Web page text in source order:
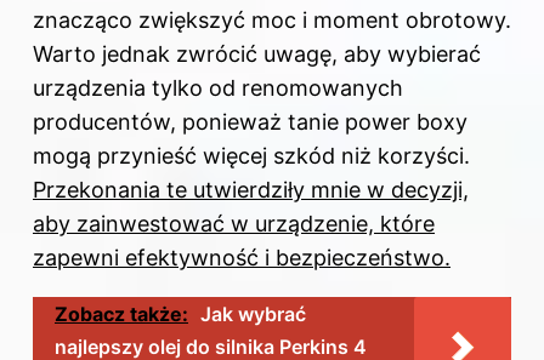
znacząco zwiększyć moc i moment obrotowy.
Warto jednak zwrócić uwagę, aby wybierać
urządzenia tylko od renomowanych
producentów, ponieważ tanie power boxy
mogą przynieść więcej szkód niż korzyści.
Przekonania te utwierdziły mnie w decyzji,
aby zainwestować w urządzenie, które
zapewni efektywność i bezpieczeństwo.
Zobacz także: Jak wybrać
najlepszy olej do silnika Perkins 4